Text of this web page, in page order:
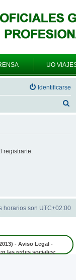
UO
Identificarse
registrarte.
horarios son UTC+02:00
- Aviso Legal -
las redes sociales: